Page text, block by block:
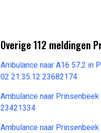
Overige 112 meldingen
Ambulance naar A16 57.2 in
02 21:35:12 23682174
Ambulance naar
23421334
Ambulance naar